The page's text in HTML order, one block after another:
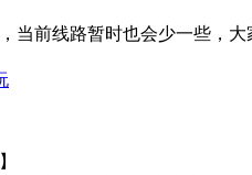
当前线路暂时也会少一些，